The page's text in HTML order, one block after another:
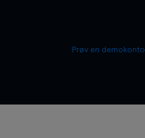
Prøv en demokonto